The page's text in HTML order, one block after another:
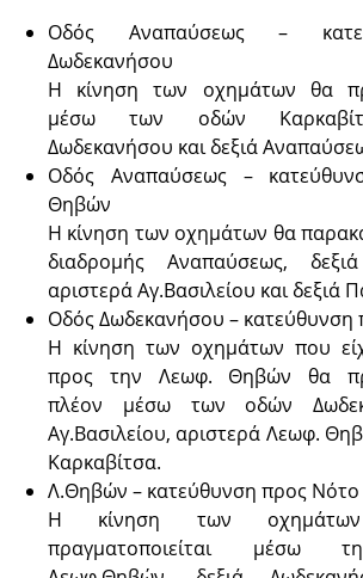
Οδός Αναπαύσεως –
Δωδεκανήσου
Η κίνηση των οχημάτων θα
μέσω των οδών
Δωδεκανήσου και δεξιά
Οδός Αναπαύσεως –
Θηβών
Η κίνηση των οχημάτων θα
διαδρομής Αναπαύσεως,
αριστερά Αγ.Βασιλείου και δεξιά
Οδός Δωδεκανήσου –
Η κίνηση των οχημάτων που
προς την Λεωφ. Θηβών θα
πλέον μέσω των οδών
Αγ.Βασιλείου, αριστερά Λεωφ.
Καρκαβίτσα.
Λ.Θηβών – κατεύθυνση προς Νότο
Η κίνηση των
πραγματοποιείται μέσω